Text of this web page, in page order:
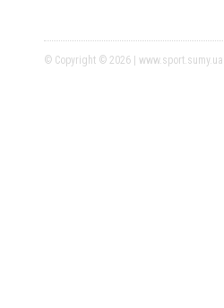
© Copyright © 2026 | www.sport.sumy.ua